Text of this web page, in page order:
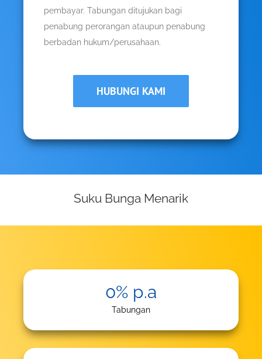
pembayar. Tabungan ditujukan bagi
penabung perorangan ataupun penabung
berbadan hukum/perusahaan.
HUBUNGI KAMI
Suku Bunga Menarik
0% p.a
Tabungan